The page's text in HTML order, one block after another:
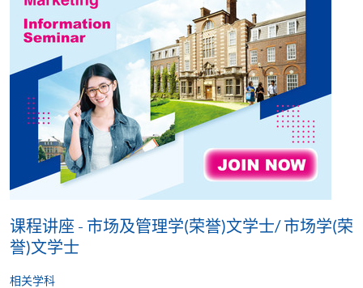
课程讲座 - 市场及管理学(荣誉)文学士/ 市场学(荣
誉)文学士
相关学科